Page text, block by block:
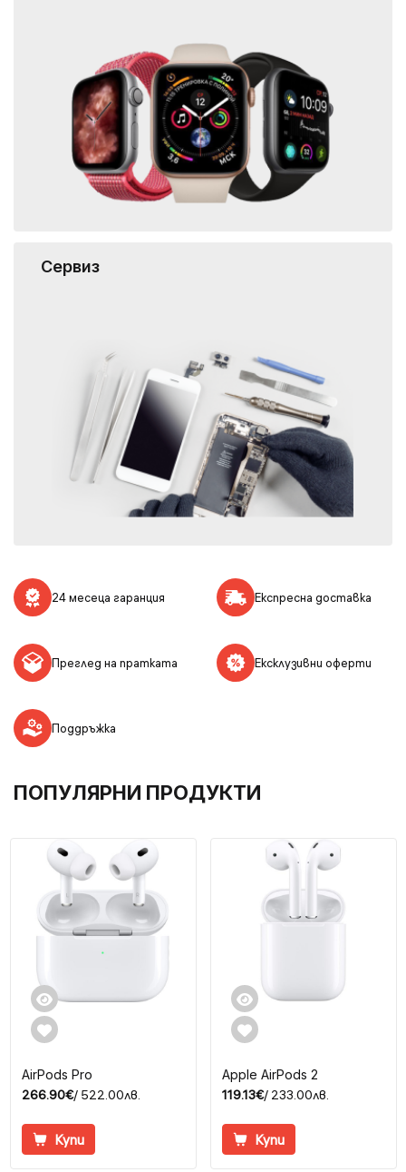
Сервиз
24 месеца гаранция Експресна доставка
Преглед на пратката Ексклузивни оферти
Поддръжка
ПОПУЛЯРНИ ПРОДУКТИ
AirPods Pro
266.90€/ 522.00лв.
Купи
Apple AirPods 2
119.13€/ 233.00лв.
Купи